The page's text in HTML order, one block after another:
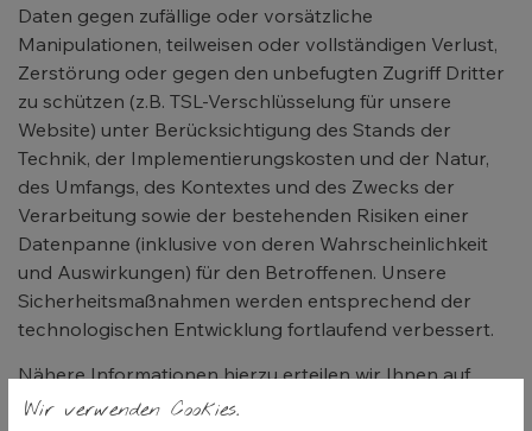
Daten gegen zufällige oder vorsätzliche
Manipulationen, teilweisen oder vollständigen Verlust,
Zerstörung oder gegen den unbefugten Zugriff Dritter
zu schützen (z.B. TSL-Verschlüsselung für unsere
Website) unter Berücksichtigung des Stands der
Technik, der Implementierungskosten und der Natur,
des Umfangs, des Kontextes und des Zwecks der
Verarbeitung sowie der bestehenden Risiken einer
Datenpanne (inklusive von deren Wahrscheinlichkeit
und Auswirkungen) für den Betroffenen. Unsere
Sicherheitsmaßnahmen werden entsprechend der
technologischen Entwicklung fortlaufend verbessert.
Nähere Informationen hierzu erteilen wir Ihnen auf
Anfrage gerne. Wenden Sie sich hierzu bitte an uns
Wir verwenden Cookies.